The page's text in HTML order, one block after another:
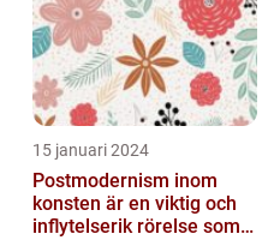
15 januari 2024
Postmodernism inom
konsten är en viktig och
inflytelserik rörelse som